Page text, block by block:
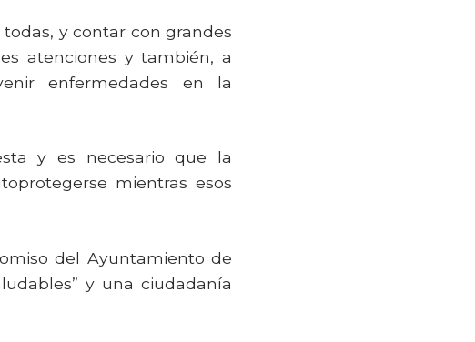
y contar con grandes
atenciones y también, a
enfermedades en la
y es necesario que la
mientras esos
del Ayuntamiento de
y una ciudadanía